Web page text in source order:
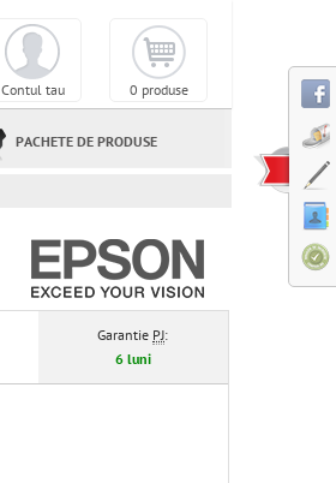
0 produse
Contul tau
PACHETE DE PRODUSE
Garantie PJ:
6 luni